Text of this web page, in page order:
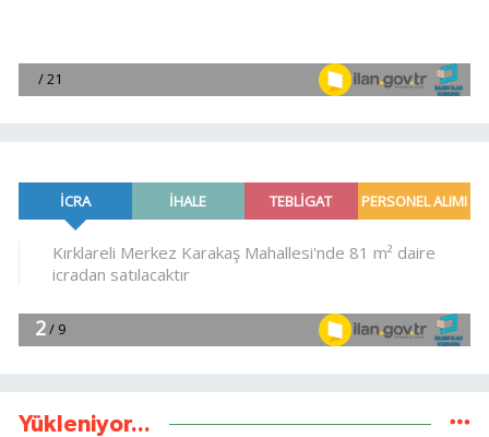
Yükleniyor...